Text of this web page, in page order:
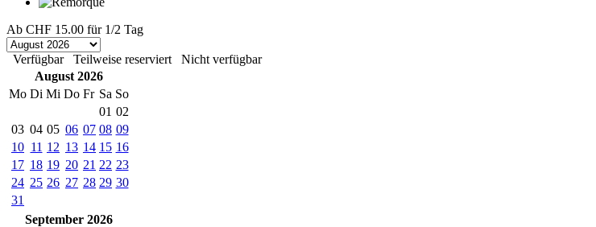
Ab CHF 15.00 für 1/2 Tag
Verfügbar Teilweise reserviert
Nicht verfügbar
August 2026
Mo Di Mi Do Fr Sa So
01 02
03 04 05 06 07 08 09
10 11 12 13 14 15 16
17 18 19 20 21 22 23
24 25 26 27 28 29 30
31
September 2026